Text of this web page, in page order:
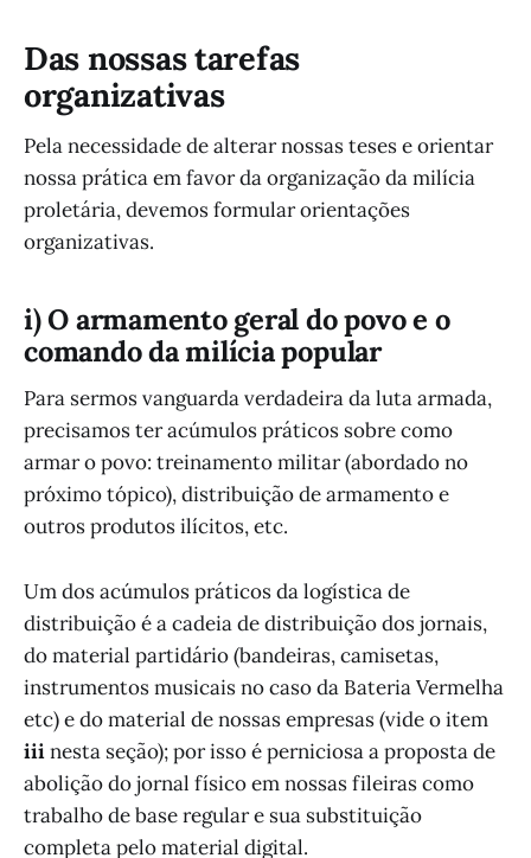
Das nossas tarefas
organizativas
Pela necessidade de alterar nossas teses e orientar
nossa prática em favor da organização da milícia
proletária, devemos formular orientações
organizativas.
i) O armamento geral do povo e o
comando da milícia popular
Para sermos vanguarda verdadeira da luta armada,
precisamos ter acúmulos práticos sobre como
armar o povo: treinamento militar (abordado no
próximo tópico), distribuição de armamento e
outros produtos ilícitos, etc.
Um dos acúmulos práticos da logística de
distribuição é a cadeia de distribuição dos jornais,
do material partidário (bandeiras, camisetas,
instrumentos musicais no caso da Bateria Vermelha
etc) e do material de nossas empresas (vide o item
iiinesta seção); por isso é perniciosa a proposta de
abolição do jornal físico em nossas fileiras como
trabalho de base regular e sua substituição
completa pelo material digital.